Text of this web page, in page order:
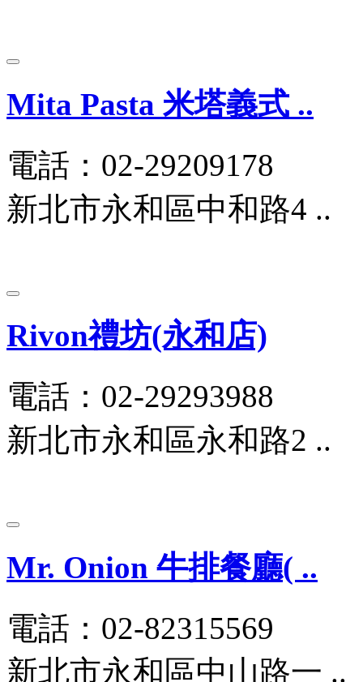
Mita Pasta 米塔義式 ..
電話：02-29209178
新北市永和區中和路4 ..
Rivon禮坊(永和店)
電話：02-29293988
新北市永和區永和路2 ..
Mr. Onion 牛排餐廳( ..
電話：02-82315569
新北市永和區中山路一 ..